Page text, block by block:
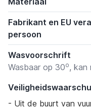
Fabrikant en EU
persoon
Wasvoorschrift
Wasbaar op 30o, kan
- Uit de buurt van